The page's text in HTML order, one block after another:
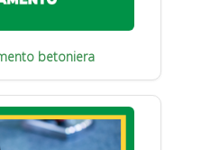
betoniera